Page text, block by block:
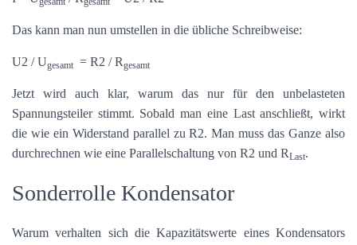
Das kann man nun umstellen in die übliche Schreibweise:
U2 / Ugesamt = R2 / Rgesamt
Jetzt wird auch klar, warum das nur für den unbelasteten
Spannungsteiler stimmt. Sobald man eine Last anschließt, wirkt
die wie ein Widerstand parallel zu R2. Man muss das Ganze also
durchrechnen wie eine Parallelschaltung von R2 und RLast.
Sonderrolle Kondensator
Warum verhalten sich die Kapazitätswerte eines Kondensators